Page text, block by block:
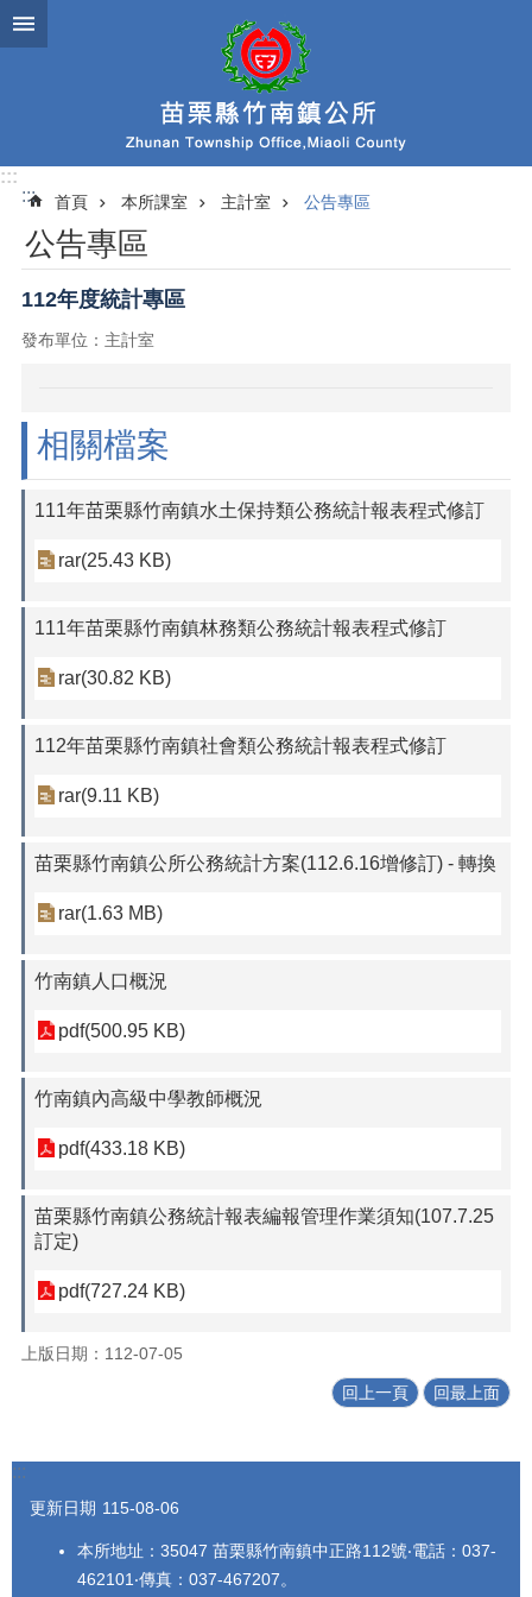
跳到主要內容區塊
:::
:::
首頁 本所課室 主計室 公告專區
公告專區
112年度統計專區
發布單位：主計室
相關檔案
111年苗栗縣竹南鎮水土保持類公務統計報表程式修訂
rar(25.43 KB)
111年苗栗縣竹南鎮林務類公務統計報表程式修訂
rar(30.82 KB)
112年苗栗縣竹南鎮社會類公務統計報表程式修訂
rar(9.11 KB)
苗栗縣竹南鎮公所公務統計方案(112.6.16增修訂) - 轉換
rar(1.63 MB)
竹南鎮人口概況
pdf(500.95 KB)
竹南鎮內高級中學教師概況
pdf(433.18 KB)
苗栗縣竹南鎮公務統計報表編報管理作業須知(107.7.25
訂定)
pdf(727.24 KB)
上版日期：112-07-05
回上一頁 回最上面
:::
更新日期 115-08-06
本所地址：35047 苗栗縣竹南鎮中正路112號‧電話：037-
462101‧傳真：037-467207。